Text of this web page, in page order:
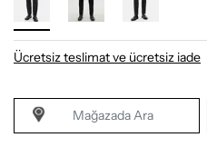
Ücretsiz teslimat ve ücretsiz iade
Mağazada Ara